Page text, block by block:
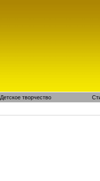
Детское творчество